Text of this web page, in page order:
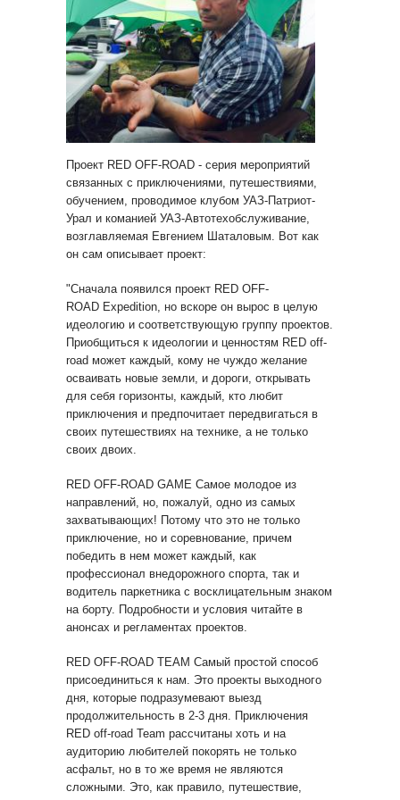
Проект RED OFF-ROAD - серия мероприятий
связанных с приключениями, путешествиями,
обучением, проводимое клубом УАЗ-Патриот-
Урал и команией УАЗ-Автотехобслуживание,
возглавляемая Евгением Шаталовым. Вот как
он сам описывает проект:
"Сначала появился проект RED OFF-
ROAD Expedition, но вскоре он вырос в целую
идеологию и соответствующую группу проектов.
Приобщиться к идеологии и ценностям RED off-
road может каждый, кому не чуждо желание
осваивать новые земли, и дороги, открывать
для себя горизонты, каждый, кто любит
приключения и предпочитает передвигаться в
своих путешествиях на технике, а не только
своих двоих.
RED OFF-ROAD GAME Самое молодое из
направлений, но, пожалуй, одно из самых
захватывающих! Потому что это не только
приключение, но и соревнование, причем
победить в нем может каждый, как
профессионал внедорожного спорта, так и
водитель паркетника с восклицательным знаком
на борту. Подробности и условия читайте в
анонсах и регламентах проектов.
RED OFF-ROAD TEAM Самый простой способ
присоединиться к нам. Это проекты выходного
дня, которые подразумевают выезд
продолжительность в 2-3 дня. Приключения
RED off-road Team рассчитаны хоть и на
аудиторию любителей покорять не только
асфальт, но в то же время не являются
сложными. Это, как правило, путешествие,